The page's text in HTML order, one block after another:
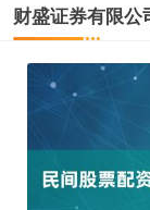
期货配资吧网络股
者提供安全、便捷
炒股配资配资平台
计差错恐有退市风险
登录新浪财经APP
大投资资金，提高
财盛证券有限公